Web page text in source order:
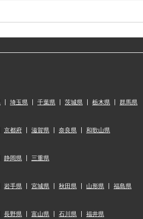
埼玉県 千葉県 茨城県 栃木県 群馬県
京都府 滋賀県 奈良県 和歌山県
静岡県 三重県
岩手県 宮城県 秋田県 山形県 福島県
長野県 富山県 石川県 福井県